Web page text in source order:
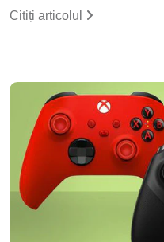
Citiți articolul